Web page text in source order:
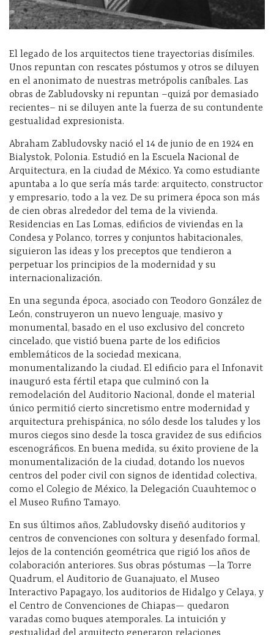
El legado de los arquitectos tiene trayectorias disímiles.
Unos repuntan con rescates póstumos y otros se diluyen
en el anonimato de nuestras metrópolis caníbales. Las
obras de Zabludovsky ni repuntan –quizá por demasiado
recientes– ni se diluyen ante la fuerza de su contundente
gestualidad expresionista.
Abraham Zabludovsky nació el 14 de junio de en 1924 en
Bialystok, Polonia. Estudió en la Escuela Nacional de
Arquitectura, en la ciudad de México. Ya como estudiante
apuntaba a lo que sería más tarde: arquitecto, constructor
y empresario, todo a la vez. De su primera época son más
de cien obras alrededor del tema de la vivienda.
Residencias en Las Lomas, edificios de viviendas en la
Condesa y Polanco, torres y conjuntos habitacionales,
siguieron las ideas y los preceptos que tendieron a
perpetuar los principios de la modernidad y su
internacionalización.
En una segunda época, asociado con Teodoro González de
León, construyeron un nuevo lenguaje, masivo y
monumental, basado en el uso exclusivo del concreto
cincelado, que vistió buena parte de los edificios
emblemáticos de la sociedad mexicana,
monumentalizando la ciudad. El edificio para el Infonavit
inauguró esta fértil etapa que culminó con la
remodelación del Auditorio Nacional, donde el material
único permitió cierto sincretismo entre modernidad y
arquitectura prehispánica, no sólo desde los taludes y los
muros ciegos sino desde la tosca gravidez de sus edificios
escenográficos. En buena medida, su éxito proviene de la
monumentalización de la ciudad, dotando los nuevos
centros del poder civil con signos de identidad colectiva,
como el Colegio de México, la Delegación Cuauhtemoc o
el Museo Rufino Tamayo.
En sus últimos años, Zabludovsky diseñó auditorios y
centros de convenciones con soltura y desenfado formal,
lejos de la contención geométrica que rigió los años de
colaboración anteriores. Sus obras póstumas —la Torre
Quadrum, el Auditorio de Guanajuato, el Museo
Interactivo Papagayo, los auditorios de Hidalgo y Celaya, y
el Centro de Convenciones de Chiapas— quedaron
varadas como buques atemporales. La intuición y